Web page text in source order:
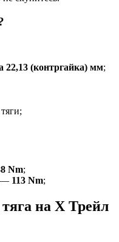
22,13 (контргайка) мм;
Nm;
— 113 Nm;
на Х Трейл